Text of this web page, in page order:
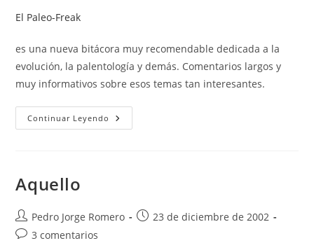
la
entrada:
El Paleo-Freak
es una nueva bitácora muy recomendable dedicada a la
evolución, la palentología y demás. Comentarios largos y
muy informativos sobre esos temas tan interesantes.
Continuar Leyendo El
Paleo-
Aquello
Autor
de
Pedro Jorge Romero
Publicación
23 de diciembre de 2002
Comentarios
3 comentarios